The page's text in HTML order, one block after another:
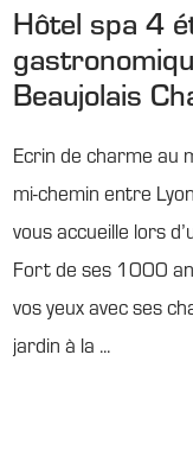
Hôtel spa 4
Beaujolais
Ecrin de charme au
mi-chemin entre
vous accueille lors
Fort de ses 1000
vos yeux avec ses
jardin à la ...